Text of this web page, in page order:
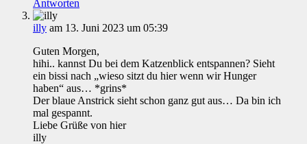
Antworten
illy am 13. Juni 2023 um 05:39
Guten Morgen,
hihi.. kannst Du bei dem Katzenblick entspannen? Sieht
ein bissi nach „wieso sitzt du hier wenn wir Hunger
haben“ aus… *grins*
Der blaue Anstrick sieht schon ganz gut aus… Da bin ich
mal gespannt.
Liebe Grüße von hier
illy